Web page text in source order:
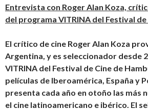
Entrevista con Roger Alan Koza,
del programa VITRINA del Festival
El crítico de cine Roger Alan Koza
Argentina, y es seleccionador desde
VITRINA del Festival de Cine de
películas de Iberoamérica, España y
presenta cada año en otoño las más
el cine latinoamericano e ibérico. El